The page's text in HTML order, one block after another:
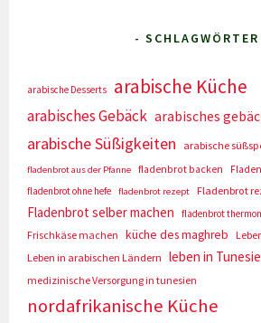
-
arabische Desserts arabische Küche
arabisches Gebäck arabisches
arabische Süßigkeiten arabische
fladenbrot aus der Pfanne fladenbrot backen
fladenbrot ohne hefe
fladenbrot rezept Fladenbrot
Fladenbrot selber machen fladenbrot
Frischkäse machen
küche des maghreb
Leben in arabischen Ländern
leben in
medizinische Versorgung in tunesien
nordafrikanische Küche